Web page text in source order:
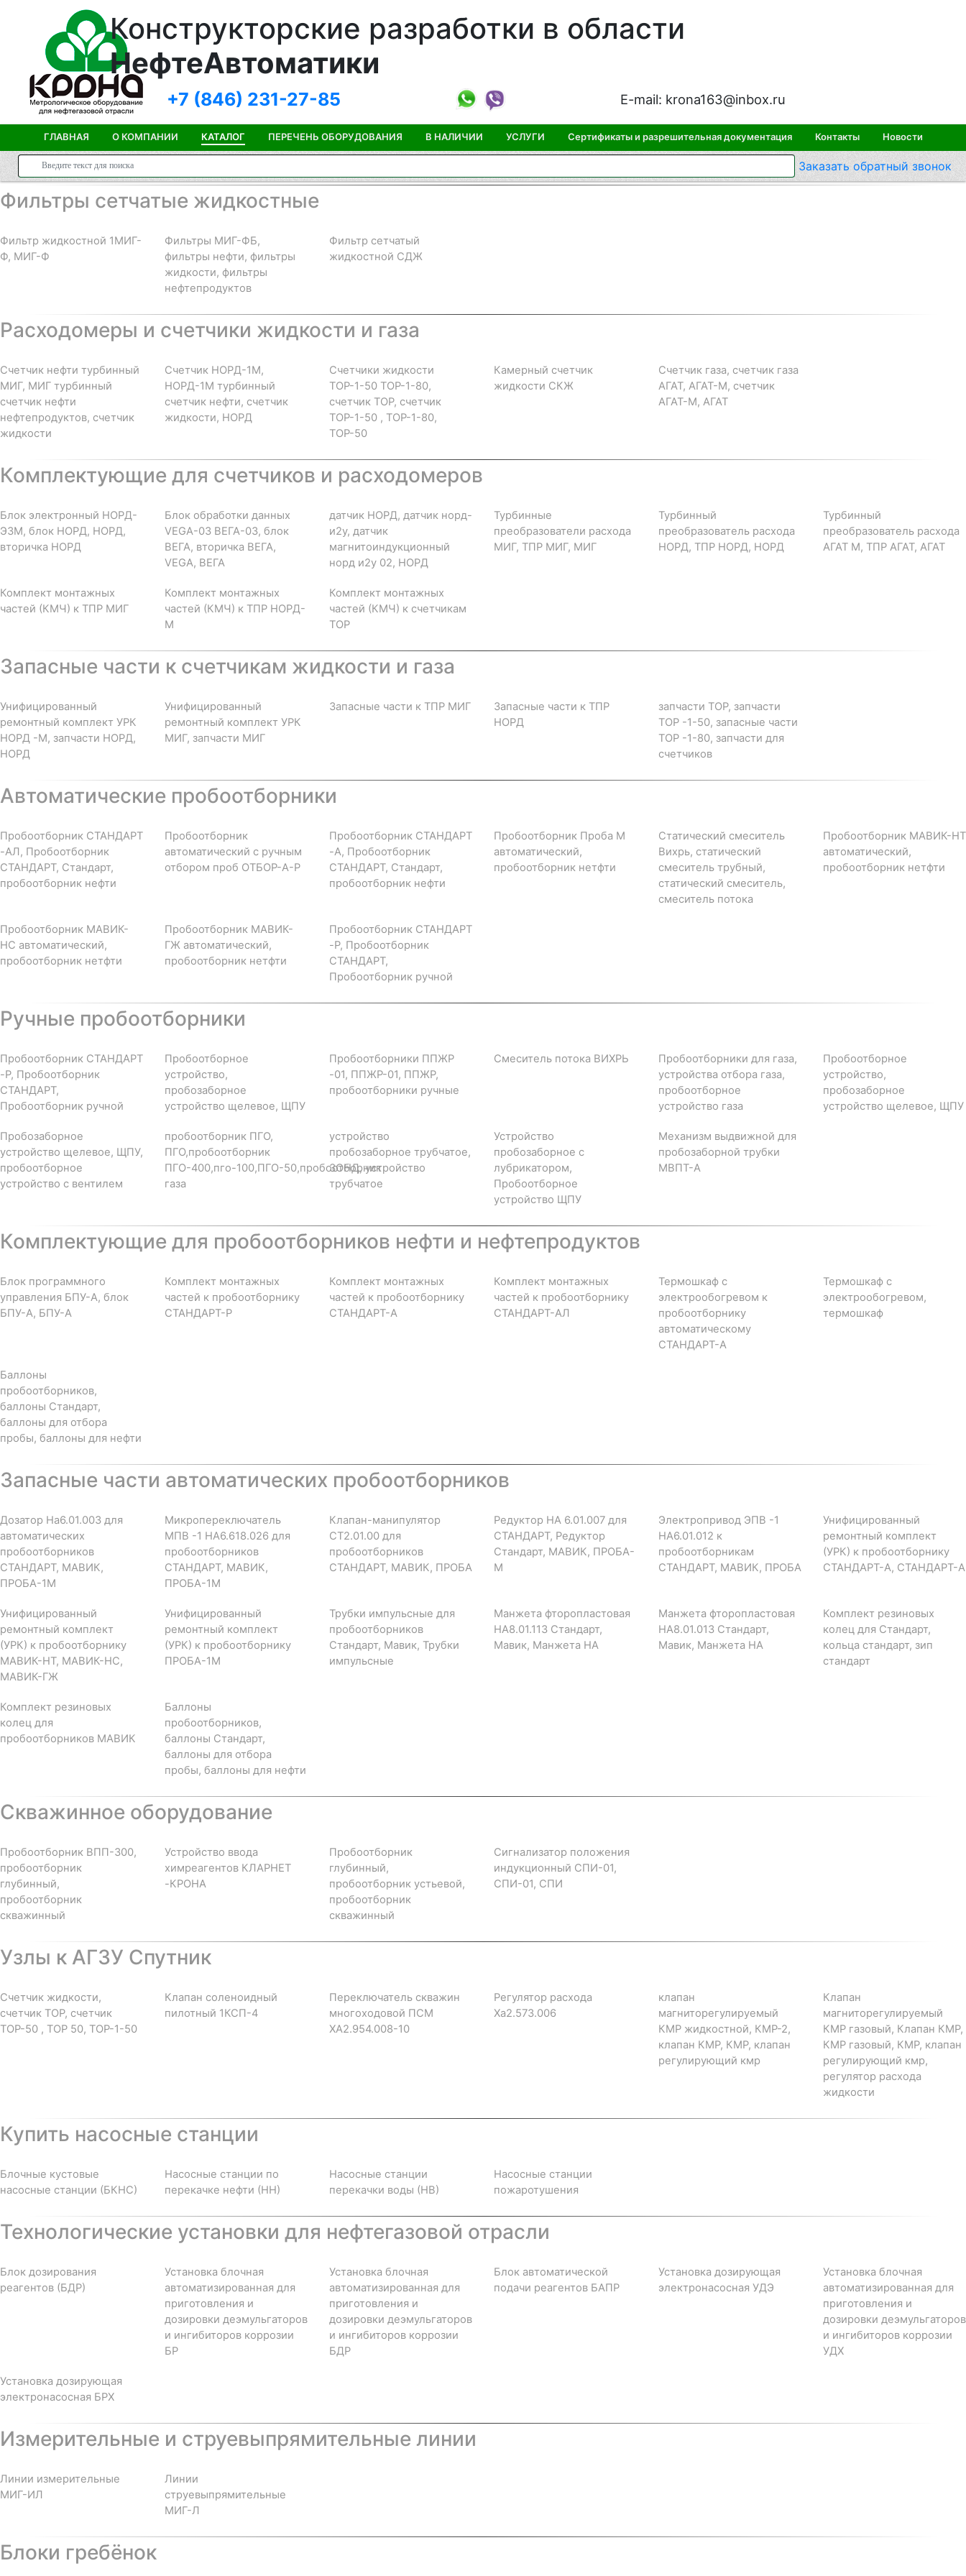
Конструкторские разработки в области
НефтеАвтоматики
+7 (846) 231-27-85 E-mail: krona163@inbox.ru
ГЛАВНАЯ О КОМПАНИИ КАТАЛОГ ПЕРЕЧЕНЬ ОБОРУДОВАНИЯ В НАЛИЧИИ УСЛУГИ Сертификаты и разрешительная документация Контакты Новости
Заказать обратный звонок
Фильтры сетчатые жидкостные
Фильтр жидкостной 1МИГ-
Ф, МИГ-Ф
Фильтры МИГ-ФБ,
фильтры нефти, фильтры
жидкости, фильтры
нефтепродуктов
Фильтр сетчатый
жидкостной СДЖ
Расходомеры и счетчики жидкости и газа
Счетчик нефти турбинный
МИГ, МИГ турбинный
счетчик нефти
нефтепродуктов, счетчик
жидкости
Счетчик НОРД-1М,
НОРД-1М турбинный
счетчик нефти, счетчик
жидкости, НОРД
Счетчики жидкости
ТОР-1-50 ТОР-1-80,
счетчик ТОР, счетчик
ТОР-1-50 , ТОР-1-80,
ТОР-50
Камерный счетчик
жидкости СКЖ
Счетчик газа, счетчик газа
АГАТ, АГАТ-М, счетчик
АГАТ-М, АГАТ
Комплектующие для счетчиков и расходомеров
Блок электронный НОРД-
Э3М, блок НОРД, НОРД,
вторичка НОРД
Блок обработки данных
VEGA-03 ВЕГА-03, блок
ВЕГА, вторичка ВЕГА,
VEGA, ВЕГА
датчик НОРД, датчик норд-
и2у, датчик
магнитоиндукционный
норд и2у 02, НОРД
Турбинные
преобразователи расхода
МИГ, ТПР МИГ, МИГ
Турбинный
преобразователь расхода
НОРД, ТПР НОРД, НОРД
Турбинный
преобразователь расхода
АГАТ М, ТПР АГАТ, АГАТ
Комплект монтажных
частей (КМЧ) к ТПР МИГ
Комплект монтажных
частей (КМЧ) к ТПР НОРД-
М
Комплект монтажных
частей (КМЧ) к счетчикам
ТОР
Запасные части к счетчикам жидкости и газа
Унифицированный
ремонтный комплект УРК
НОРД -М, запчасти НОРД,
НОРД
Унифицированный
ремонтный комплект УРК
МИГ, запчасти МИГ
Запасные части к ТПР МИГ
Запасные части к ТПР
НОРД
запчасти ТОР, запчасти
ТОР -1-50, запасные части
ТОР -1-80, запчасти для
счетчиков
Автоматические пробоотборники
Пробоотборник СТАНДАРТ
-АЛ, Пробоотборник
СТАНДАРТ, Стандарт,
пробоотборник нефти
Пробоотборник
автоматический с ручным
отбором проб ОТБОР-А-Р
Пробоотборник СТАНДАРТ
-А, Пробоотборник
СТАНДАРТ, Стандарт,
пробоотборник нефти
Пробоотборник Проба М
автоматический,
пробоотборник нетфти
Статический смеситель
Вихрь, статический
смеситель трубный,
статический смеситель,
смеситель потока
Пробоотборник МАВИК-НТ
автоматический,
пробоотборник нетфти
Пробоотборник МАВИК-
НС автоматический,
пробоотборник нетфти
Пробоотборник МАВИК-
ГЖ автоматический,
пробоотборник нетфти
Пробоотборник СТАНДАРТ
-Р, Пробоотборник
СТАНДАРТ,
Пробоотборник ручной
Ручные пробоотборники
Пробоотборник СТАНДАРТ
-Р, Пробоотборник
СТАНДАРТ,
Пробоотборник ручной
Пробоотборное
устройство,
пробозаборное
устройство щелевое, ЩПУ
Пробоотборники ППЖР
-01, ППЖР-01, ППЖР,
пробоотборники ручные
Смеситель потока ВИХРЬ
Пробоотборники для газа,
устройства отбора газа,
пробоотборное
устройство газа
Пробоотборное
устройство,
пробозаборное
устройство щелевое, ЩПУ
Пробозаборное
устройство щелевое, ЩПУ,
пробоотборное
устройство с вентилем
пробоотборник ПГО,
ПГО,пробоотборник
ПГО-400,пго-100,ПГО-50,пробоотборник
газа
устройство
пробозаборное трубчатое,
ЗОНД, устройство
трубчатое
Устройство
пробозаборное с
лубрикатором,
Пробоотборное
устройство ЩПУ
Механизм выдвижной для
пробозаборной трубки
МВПТ-А
Комплектующие для пробоотборников нефти и нефтепродуктов
Блок программного
управления БПУ-А, блок
БПУ-А, БПУ-А
Комплект монтажных
частей к пробоотборнику
СТАНДАРТ-Р
Комплект монтажных
частей к пробоотборнику
СТАНДАРТ-А
Комплект монтажных
частей к пробоотборнику
СТАНДАРТ-АЛ
Термошкаф с
электрообогревом к
пробоотборнику
автоматическому
СТАНДАРТ-А
Термошкаф с
электрообогревом,
термошкаф
Баллоны
пробоотборников,
баллоны Стандарт,
баллоны для отбора
пробы, баллоны для нефти
Запасные части автоматических пробоотборников
Дозатор На6.01.003 для
автоматических
пробоотборников
СТАНДАРТ, МАВИК,
ПРОБА-1М
Микропереключатель
МПВ -1 НА6.618.026 для
пробоотборников
СТАНДАРТ, МАВИК,
ПРОБА-1М
Клапан-манипулятор
СТ2.01.00 для
пробоотборников
СТАНДАРТ, МАВИК, ПРОБА
Редуктор НА 6.01.007 для
СТАНДАРТ, Редуктор
Стандарт, МАВИК, ПРОБА-
М
Электропривод ЭПВ -1
НА6.01.012 к
пробоотборникам
СТАНДАРТ, МАВИК, ПРОБА
Унифицированный
ремонтный комплект
(УРК) к пробоотборнику
СТАНДАРТ-А, СТАНДАРТ-А
Унифицированный
ремонтный комплект
(УРК) к пробоотборнику
МАВИК-НТ, МАВИК-НС,
МАВИК-ГЖ
Унифицированный
ремонтный комплект
(УРК) к пробоотборнику
ПРОБА-1М
Трубки импульсные для
пробоотборников
Стандарт, Мавик, Трубки
импульсные
Манжета фторопластовая
НА8.01.113 Стандарт,
Мавик, Манжета НА
Манжета фторопластовая
НА8.01.013 Стандарт,
Мавик, Манжета НА
Комплект резиновых
колец для Стандарт,
кольца стандарт, зип
стандарт
Комплект резиновых
колец для
пробоотборников МАВИК
Баллоны
пробоотборников,
баллоны Стандарт,
баллоны для отбора
пробы, баллоны для нефти
Скважинное оборудование
Пробоотборник ВПП-300,
пробоотборник
глубинный,
пробоотборник
скважинный
Устройство ввода
химреагентов КЛАРНЕТ
-КРОНА
Пробоотборник
глубинный,
пробоотборник устьевой,
пробоотборник
скважинный
Сигнализатор положения
индукционный СПИ-01,
СПИ-01, СПИ
Узлы к АГЗУ Спутник
Счетчик жидкости,
счетчик ТОР, счетчик
ТОР-50 , ТОР 50, ТОР-1-50
Клапан соленоидный
пилотный 1КСП-4
Переключатель скважин
многоходовой ПСМ
ХА2.954.008-10
Регулятор расхода
Ха2.573.006
клапан
магниторегулируемый
КМР жидкостной, КМР-2,
клапан КМР, КМР, клапан
регулирующий кмр
Клапан
магниторегулируемый
КМР газовый, Клапан КМР,
КМР газовый, КМР, клапан
регулирующий кмр,
регулятор расхода
жидкости
Купить насосные станции
Блочные кустовые
насосные станции (БКНС)
Насосные станции по
перекачке нефти (НН)
Насосные станции
перекачки воды (НВ)
Насосные станции
пожаротушения
Технологические установки для нефтегазовой отрасли
Блок дозирования
реагентов (БДР)
Установка блочная
автоматизированная для
приготовления и
дозировки деэмульгаторов
и ингибиторов коррозии
БР
Установка блочная
автоматизированная для
приготовления и
дозировки деэмульгаторов
и ингибиторов коррозии
БДР
Блок автоматической
подачи реагентов БАПР
Установка дозирующая
электронасосная УДЭ
Установка блочная
автоматизированная для
приготовления и
дозировки деэмульгаторов
и ингибиторов коррозии
УДХ
Установка дозирующая
электронасосная БРХ
Измерительные и струевыпрямительные линии
Линии измерительные
МИГ-ИЛ
Линии
струевыпрямительные
МИГ-Л
Блоки гребёнок